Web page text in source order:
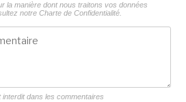
la manière dont nous traitons vos données
notre Charte de Confidentialité.
dans les commentaires